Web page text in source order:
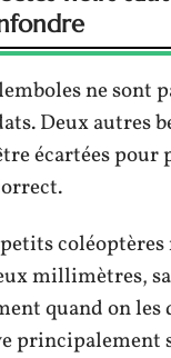
ne sont
Deux autres
écartées pour
millimètres,
quand on les
principalement